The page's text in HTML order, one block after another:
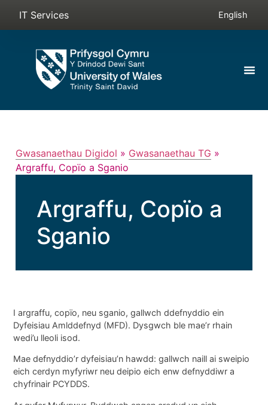
IT Services English
Gwasanaethau Digidol » Gwasanaethau TG »
Argraffu, Copïo a Sganio
Argraffu, Copïo a
Sganio
I argraffu, copïo, neu sganio, gallwch ddefnyddio ein
Dyfeisiau Amlddefnyd (MFD). Dysgwch ble mae’r rhain
wedi’u lleoli isod.
Mae defnyddio’r dyfeisiau’n hawdd: gallwch naill ai sweipio
eich cerdyn myfyriwr neu deipio eich enw defnyddiwr a
chyfrinair PCYDDS.